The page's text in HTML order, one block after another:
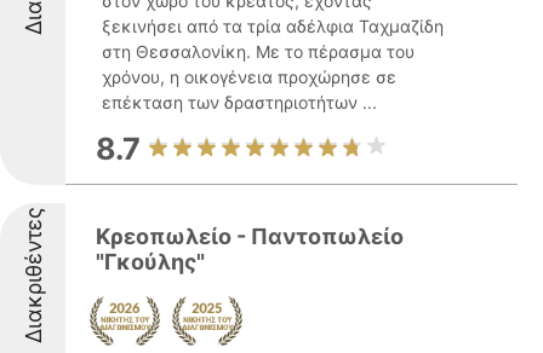
ξεκινήσει από τα τρία αδέλφια Ταχμαζίδη
στη Θεσσαλονίκη. Με το πέρασμα του
χρόνου, η οικογένεια προχώρησε σε
επέκταση των δραστηριοτήτων ...
8.7
Διακριθέντες
Κρεοπωλείο - Παντοπωλείο
"Γκούλης"